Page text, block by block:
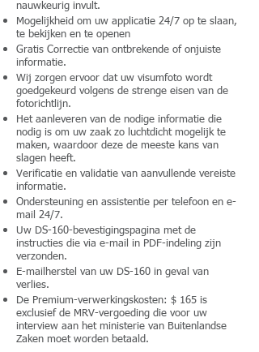
nauwkeurig invult.
Mogelijkheid om uw applicatie 24/7 op te slaan,
te bekijken en te openen
Gratis Correctie van ontbrekende of onjuiste
informatie.
Wij zorgen ervoor dat uw visumfoto wordt
goedgekeurd volgens de strenge eisen van de
fotorichtlijn.
Het aanleveren van de nodige informatie die
nodig is om uw zaak zo luchtdicht mogelijk te
maken, waardoor deze de meeste kans van
slagen heeft.
Verificatie en validatie van aanvullende vereiste
informatie.
Ondersteuning en assistentie per telefoon en e-
mail 24/7.
Uw DS-160-bevestigingspagina met de
instructies die via e-mail in PDF-indeling zijn
verzonden.
E-mailherstel van uw DS-160 in geval van
verlies.
De Premium-verwerkingskosten: $ 165 is
exclusief de MRV-vergoeding die voor uw
interview aan het ministerie van Buitenlandse
Zaken moet worden betaald.